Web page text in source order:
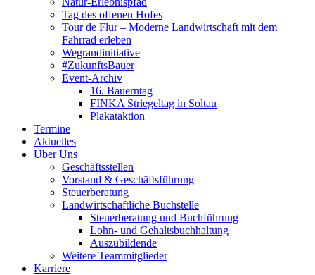
Tag des offenen Hofes
Tour de Flur – Moderne Landwirtschaft mit dem
Fahrrad erleben
Wegrandinitiative
#ZukunftsBauer
Event-Archiv
16. Bauerntag
FINKA Striegeltag in Soltau
Plakataktion
Termine
Aktuelles
Über Uns
Geschäftsstellen
Vorstand & Geschäftsführung
Steuerberatung
Landwirtschaftliche Buchstelle
Steuerberatung und Buchführung
Lohn- und Gehaltsbuchhaltung
Auszubildende
Weitere Teammitglieder
Karriere